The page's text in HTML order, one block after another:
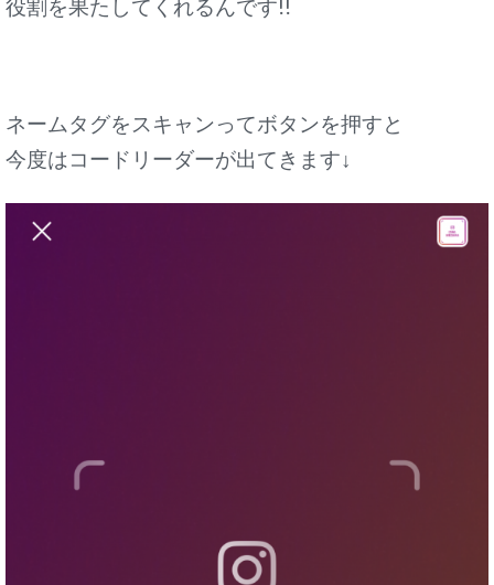
役割を果たしてくれるんです!!
ネームタグをスキャンってボタンを押すと
今度はコードリーダーが出てきます↓